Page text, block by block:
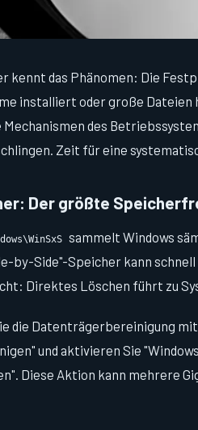
kennt das Phänomen: Die
installiert oder große Dateien
des
Zeit für eine
Der größte
sammelt Windows
by-Side"-Speicher kann
Direktes Löschen führt zu
die Datenträgerbereinigung
und aktivieren Sie
Diese Aktion kann mehrere